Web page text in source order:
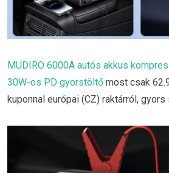
MUDIRO 6000A autós akkus
30W-os PD gyorstöltő most csak
kuponnal európai (CZ) raktárról,